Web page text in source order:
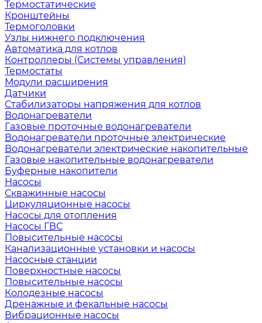
Термостатические
Кронштейны
Термоголовки
Узлы нижнего подключения
Автоматика для котлов
Контроллеры (Системы управления)
Термостаты
Модули расширения
Датчики
Стабилизаторы напряжения для котлов
Водонагреватели
Газовые проточные водонагреватели
Водонагреватели проточные электрические
Водонагреватели электрические накопительные
Газовые накопительные водонагреватели
Буферные накопители
Насосы
Скважинные насосы
Циркуляционные насосы
Насосы для отопления
Насосы ГВС
Повысительные насосы
Канализационные установки и насосы
Насосные станции
Поверхностные насосы
Повысительные насосы
Колодезные насосы
Дренажные и фекальные насосы
Вибрационные насосы